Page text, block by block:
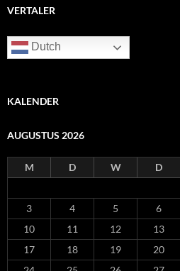
VERTALER
Dutch
KALENDER
AUGUSTUS 2026
M D W D
3
4 5 6
10
11 12 13
17
18 19 20